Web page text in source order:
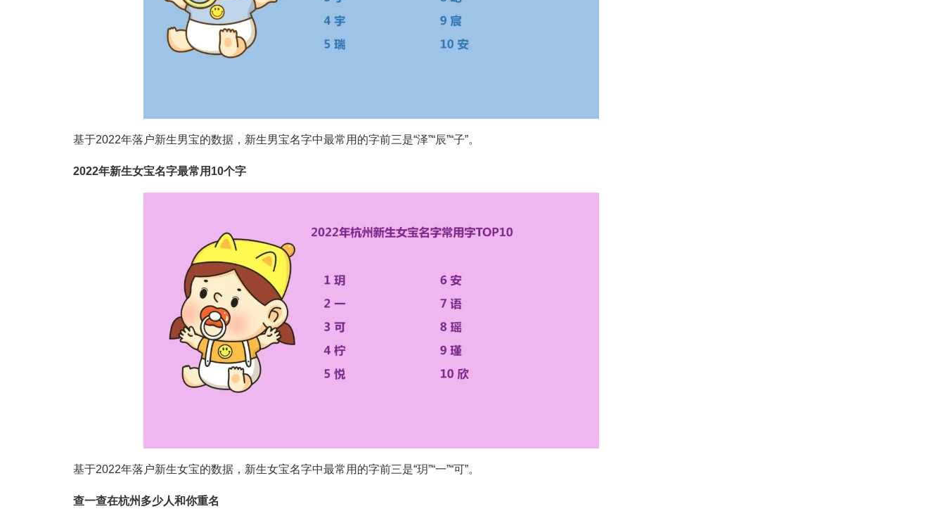
基于2022年落户新生男宝的数据，新生男宝名字中最常用的字前三是“泽”“辰”“子”。
2022年新生女宝名字最常用10个字
基于2022年落户新生女宝的数据，新生女宝名字中最常用的字前三是“玥”“一”“可”。
查一查在杭州多少人和你重名